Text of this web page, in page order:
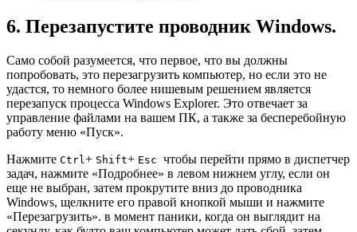
6. Перезапустите проводник Windows.
Само собой разумеется, что первое, что вы должны
попробовать, это перезагрузить компьютер, но если это не
удастся, то немного более нишевым решением является
перезапуск процесса Windows Explorer. Это отвечает за
управление файлами на вашем ПК, а также за бесперебойную
работу меню «Пуск».
Нажмите Ctrl + Shift+ Esc чтобы перейти прямо в диспетчер
задач, нажмите «Подробнее» в левом нижнем углу, если он
еще не выбран, затем прокрутите вниз до проводника
Windows, щелкните его правой кнопкой мыши и нажмите
«Перезагрузить». в момент паники, когда он выглядит на